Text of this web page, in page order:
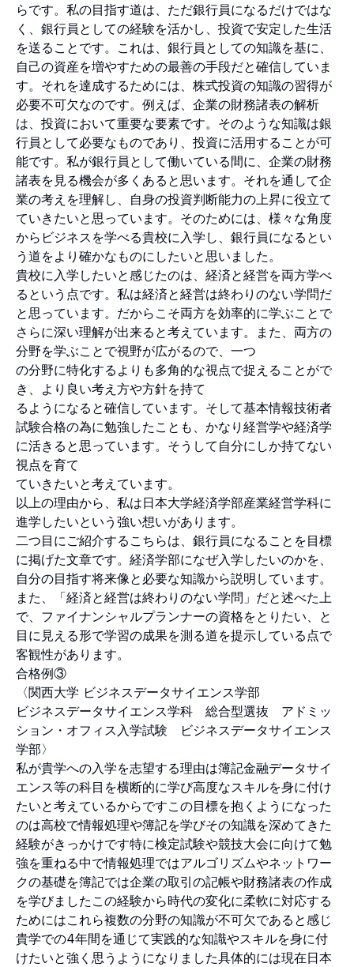
らです。私の目指す道は、ただ銀行員になるだけではな
く、銀行員としての経験を活かし、投資で安定した生活
を送ることです。これは、銀行員としての知識を基に、
自己の資産を増やすための最善の手段だと確信していま
す。それを達成するためには、株式投資の知識の習得が
必要不可欠なのです。例えば、企業の財務諸表の解析
は、投資において重要な要素です。そのような知識は銀
行員として必要なものであり、投資に活用することが可
能です。私が銀行員として働いている間に、企業の財務
諸表を見る機会が多くあると思います。それを通して企
業の考えを理解し、自身の投資判断能力の上昇に役立て
ていきたいと思っています。そのためには、様々な角度
からビジネスを学べる貴校に入学し、銀行員になるとい
う道をより確かなものにしたいと思いました。
貴校に入学したいと感じたのは、経済と経営を両方学べ
るという点です。私は経済と経営は終わりのない学問だ
と思っています。だからこそ両方を効率的に学ぶことで
さらに深い理解が出来ると考えています。また、両方の
分野を学ぶことで視野が広がるので、一つ
の分野に特化するよりも多角的な視点で捉えることがで
き、より良い考え方や方針を持て
るようになると確信しています。そして基本情報技術者
試験合格の為に勉強したことも、かなり経営学や経済学
に活きると思っています。そうして自分にしか持てない
視点を育て
ていきたいと考えています。
以上の理由から、私は日本大学経済学部産業経営学科に
進学したいという強い想いがあります。
二つ目にご紹介するこちらは、銀行員になることを目標
に掲げた文章です。経済学部になぜ入学したいのかを、
自分の目指す将来像と必要な知識から説明しています。
また、「経済と経営は終わりのない学問」だと述べた上
で、ファイナンシャルプランナーの資格をとりたい、と
目に見える形で学習の成果を測る道を提示している点で
客観性があります。
合格例③
〈関西大学 ビジネスデータサイエンス学部
ビジネスデータサイエンス学科 総合型選抜 アドミッ
ション・オフィス入学試験 ビジネスデータサイエンス
学部〉
私が貴学への入学を志望する理由は簿記金融データサイ
エンス等の科目を横断的に学び高度なスキルを身に付け
たいと考えているからですこの目標を抱くようになった
のは高校で情報処理や簿記を学びその知識を深めてきた
経験がきっかけです特に検定試験や競技大会に向けて勉
強を重ねる中で情報処理ではアルゴリズムやネットワー
クの基礎を簿記では企業の取引の記帳や財務諸表の作成
を学びましたこの経験から時代の変化に柔軟に対応する
ためにはこれら複数の分野の知識が不可欠であると感じ
貴学での4年間を通じて実践的な知識やスキルを身に付
けたいと強く思うようになりました具体的には現在日本